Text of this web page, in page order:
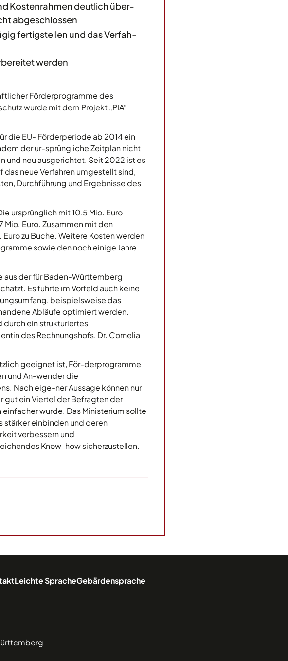
Kostenrahmen deutlich über-
abgeschlossen
fertigstellen und das Verfah-
werden
Förderprogramme des
wurde mit dem Projekt „PIA“
die EU- Förderperiode ab 2014 ein
der ur-sprüngliche Zeitplan nicht
und neu ausgerichtet. Seit 2022 ist es
neue Verfahren umgestellt sind,
Durchführung und Ergebnisse des
ursprünglich mit 10,5 Mio. Euro
Euro. Zusammen mit den
zu Buche. Weitere Kosten werden
sowie den noch einige Jahre
aus der für Baden-Württemberg
Es führte im Vorfeld auch keine
beispielsweise das
Abläufe optimiert werden.
ein strukturiertes
des Rechnungshofs, Dr. Cornelia
geeignet ist, För-derprogramme
und An-wender die
Nach eige-ner Aussage können nur
gut ein Viertel der Befragten der
wurde. Das Ministerium sollte
stärker einbinden und deren
verbessern und
Know-how sicherzustellen.
Leichte SpracheGebärdensprache